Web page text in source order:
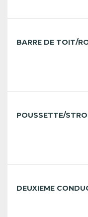
BARRE DE TOIT/
POUSSETTE/
DEUXIEME